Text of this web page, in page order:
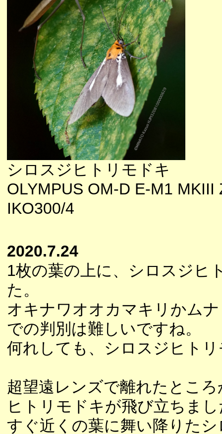
シロスジヒトリモドキ
OLYMPUS OM-D E-M1 MKIII
IKO300/4
2020.7.24
1枚の葉の上に、シロスジヒ
た。
オキナワオオカマキリかム
での判別は難しいですね。
何れしても、シロスジヒト
超望遠レンズで離れたとこ
ヒトリモドキが飛び立ちま
すぐ近くの葉に舞い降りた